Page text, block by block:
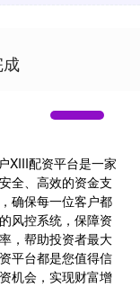
XIII‌配资平台是一家
全、高效的资金支
确保每一位客户都
风控系统，保障资
，帮助投资者最大
平台都是您值得信
机会，实现财富增